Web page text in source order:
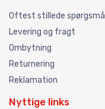
Oftest stillede spørgsmål
Levering og fragt
Ombytning
Returnering
Reklamation
Nyttige links